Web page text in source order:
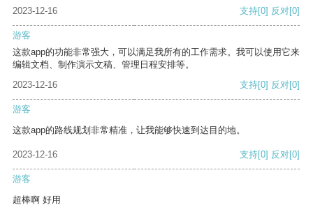
2023-12-16 支持[0] 反对[0]
游客
这款app的功能非常强大，可以满足我所有的工作需求。我可以使用它来
编辑文档、制作演示文稿、管理日程安排等。
2023-12-16
支持[0] 反对[0]
游客
这款app的路线规划非常精准，让我能够快速到达目的地。
2023-12-16 支持[0] 反对[0]
游客
超棒啊 好用